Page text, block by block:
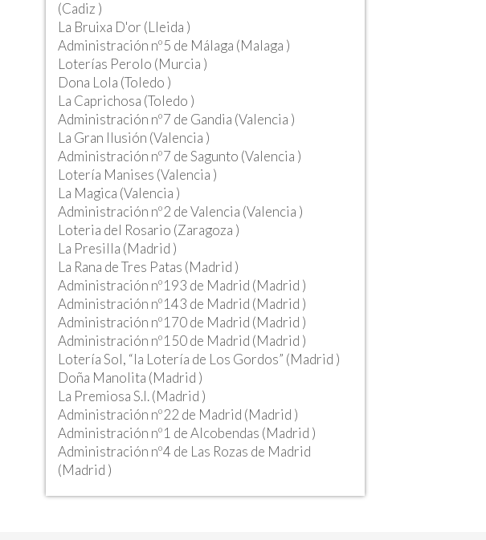
(Cadiz )
La Bruixa D'or (Lleida )
Administración nº5 de Málaga (Malaga )
Loterías Perolo (Murcia )
Dona Lola (Toledo )
La Caprichosa (Toledo )
Administración nº7 de Gandia (Valencia )
La Gran Ilusión (Valencia )
Administración nº7 de Sagunto (Valencia )
Lotería Manises (Valencia )
La Magica (Valencia )
Administración nº2 de Valencia (Valencia )
Loteria del Rosario (Zaragoza )
La Presilla (Madrid )
La Rana de Tres Patas (Madrid )
Administración nº193 de Madrid (Madrid )
Administración nº143 de Madrid (Madrid )
Administración nº170 de Madrid (Madrid )
Administración nº150 de Madrid (Madrid )
Lotería Sol, “la Lotería de Los Gordos” (Madrid )
Doña Manolita (Madrid )
La Premiosa S.l. (Madrid )
Administración nº22 de Madrid (Madrid )
Administración nº1 de Alcobendas (Madrid )
Administración nº4 de Las Rozas de Madrid
(Madrid )